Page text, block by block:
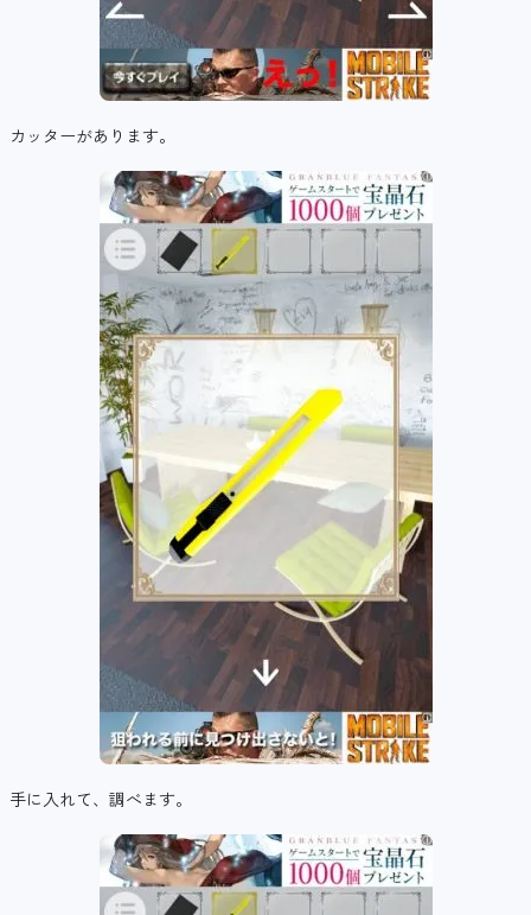
カッターがあります。
手に入れて、調べます。